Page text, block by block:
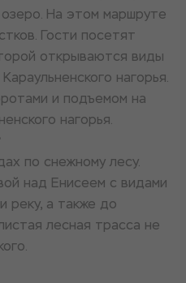
На этом маршруте
Гости посетят
открываются виды
нагорья.
и подъемом на
нагорья.
по снежному лесу.
над Енисеем с видами
реку, а также до
лесная трасса не